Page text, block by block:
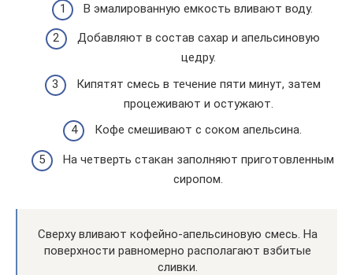
В эмалированную емкость вливают воду.
Добавляют в состав сахар и апельсиновую
цедру.
Кипятят смесь в течение пяти минут, затем
процеживают и остужают.
Кофе смешивают с соком апельсина.
На четверть стакан заполняют приготовленным
сиропом.
Сверху вливают кофейно-апельсиновую смесь. На
поверхности равномерно располагают взбитые
сливки.